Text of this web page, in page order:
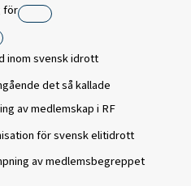
för
inom svensk idrott
det så kallade
av medlemskap i RF
för svensk elitidrott
av medlemsbegreppet